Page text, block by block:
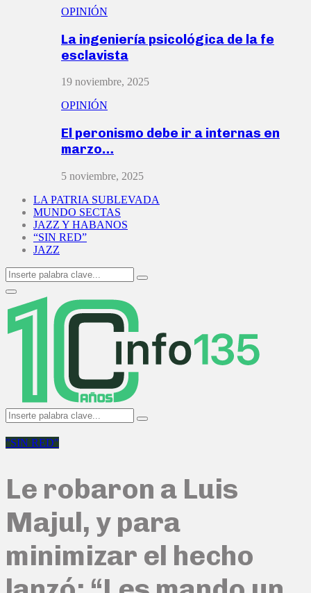
OPINIÓN
La ingeniería psicológica de la fe
esclavista
19 noviembre, 2025
OPINIÓN
El peronismo debe ir a internas en
marzo…
5 noviembre, 2025
LA PATRIA SUBLEVADA
MUNDO SECTAS
JAZZ Y HABANOS
“SIN RED”
JAZZ
Search
for:
Search
Primary
Menu
Search
for:
Search
"SIN RED"
Le robaron a Luis
Majul, y para
minimizar el hecho